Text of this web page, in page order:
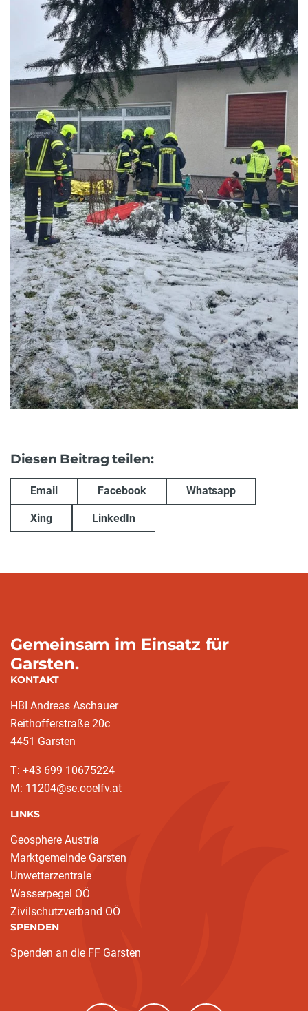
Diesen Beitrag teilen:
Email Facebook Whatsapp
Xing LinkedIn
Gemeinsam im Einsatz für
Garsten.
KONTAKT
HBI Andreas Aschauer
Reithofferstraße 20c
4451 Garsten
T: ‭+43 699 10675224‬
M: 11204@se.ooelfv.at
LINKS
Geosphere Austria
Marktgemeinde Garsten
Unwetterzentrale
Wasserpegel OÖ
Zivilschutzverband OÖ
SPENDEN
Spenden an die FF Garsten